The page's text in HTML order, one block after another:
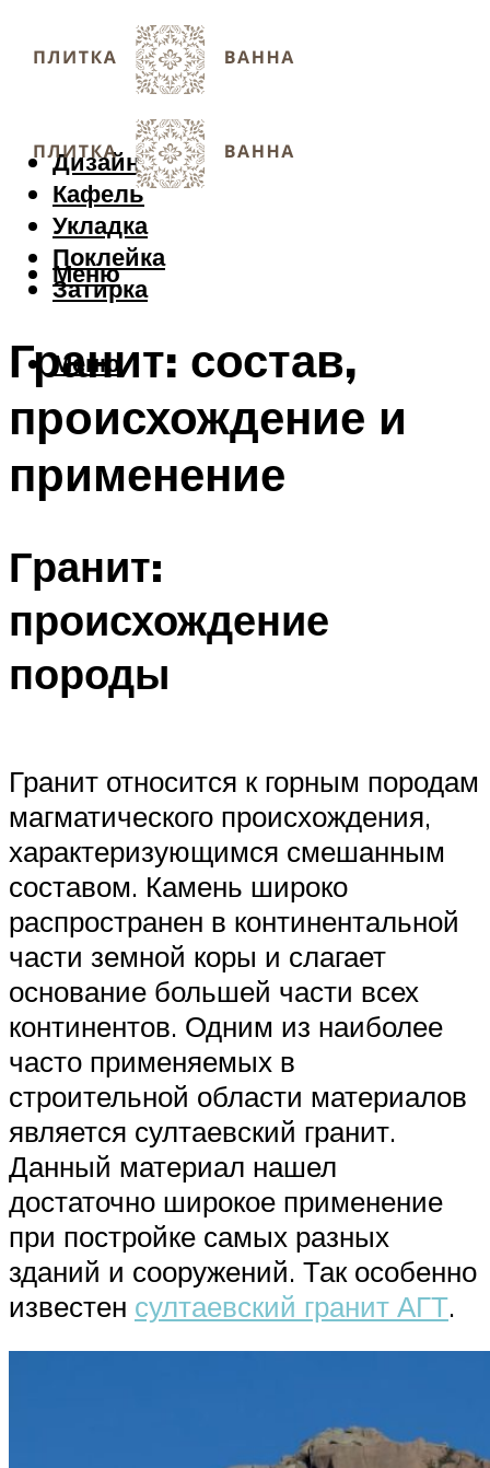
Дизайн
Кафель
Укладка
Поклейка
Затирка
Меню
Меню
Гранит: состав,
происхождение и
применение
Гранит:
происхождение
породы
Гранит относится к горным породам
магматического происхождения,
характеризующимся смешанным
составом. Камень широко
распространен в континентальной
части земной коры и слагает
основание большей части всех
континентов. Одним из наиболее
часто применяемых в
строительной области материалов
является султаевский гранит.
Данный материал нашел
достаточно широкое применение
при постройке самых разных
зданий и сооружений. Так особенно
известен султаевский гранит АГТ.